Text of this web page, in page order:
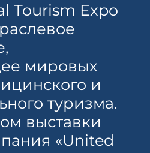
Tourism Expo
мировых
и
туризма.
выставки
«United